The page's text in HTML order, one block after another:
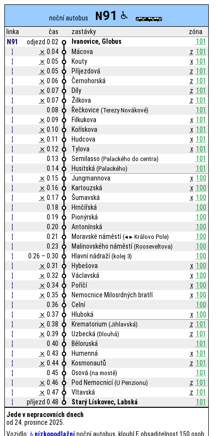
noční autobus N91
linka čas zastávky
zóna
N91
odjezd 0.02 Ivanovice, Globus
101
¦
⨯ 0.04 Mácova z 101
¦
⨯ 0.05 Kouty x 101
¦
⨯ 0.05 Příjezdová z 101
¦
⨯ 0.06 Černohorská z 101
¦
⨯ 0.07 Díly z 101
¦
⨯ 0.07 Žilkova z 101
¦
0.08 Řečkovice(Terezy Novákové)
101
¦
⨯ 0.09 Filkukova x 101
¦
⨯ 0.10 Kořískova x 101
¦
⨯ 0.11 Hudcova x 101
¦
⨯ 0.12 Tylova x 101
¦
0.13 Semilasso(Palackého do centra)
101
¦
0.14 Husitská(Palackého)
101
¦
⨯ 0.15 Jungmannova x 100
¦
⨯ 0.16 Kartouzská x 100
¦
⨯ 0.17 Šumavská x 100
¦
0.18 Hrnčířská
100
¦
0.19 Pionýrská
100
¦
0.20 Antonínská
100
¦
0.21 Moravské náměstí(◂ ▸ Královo Pole)
100
¦
0.23 Malinovského náměstí(Rooseveltova)
100
¦
0.26 – 0.30 Hlavní nádraží(kolej 3)
100
¦
⨯ 0.31 Hybešova x 100
¦
⨯ 0.32 Václavská x 100
¦
⨯ 0.34 Poříčí x 100
¦
⨯ 0.35 Nemocnice Milosrdných bratří x 100
¦
0.36 Celní
100
¦
⨯ 0.37 Hluboká x 100
¦
⨯ 0.38 Krematorium(Jihlavská) z 101
¦
⨯ 0.39 Uzbecká(Dlouhá) z 101
¦
0.40 Běloruská
101
¦
⨯ 0.43 Humenná x 101
¦
⨯ 0.44 Kosmonautů z 101
¦
0.45 Osová(na mostě)
101
¦
⨯ 0.46 Pod Nemocnicí(U Penzionu) z 101
¦
⨯ 0.47 Vltavská z 101
¦
příjezd 0.48 Starý Lískovec, Labská
101
Jede v nepracovních dnech
od 24. prosince 2025.
Vozidlo: nízkopodlažnínoční autobus, kloubLF, obsaditelnost 150 osob.